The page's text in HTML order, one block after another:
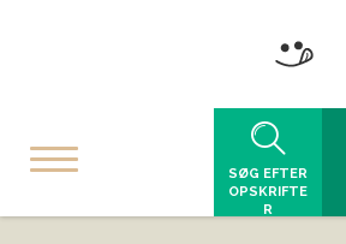
SØG EFTER
OPSKRIFTE
R